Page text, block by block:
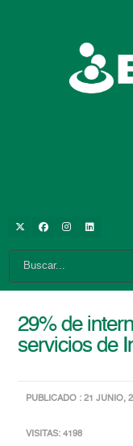
29% de
servicios de
PUBLICADO : 21 JUNIO,
VISITAS: 4198